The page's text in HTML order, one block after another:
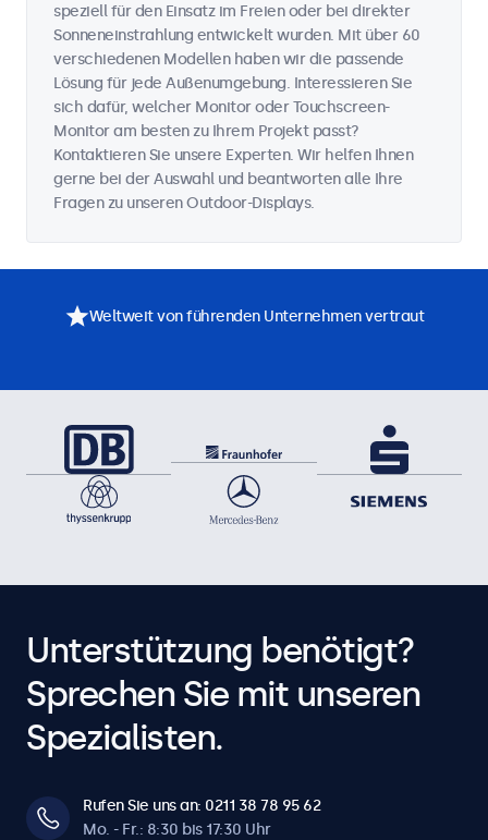
speziell für den Einsatz im Freien oder bei direkter
Sonneneinstrahlung entwickelt wurden. Mit über 60
verschiedenen Modellen haben wir die passende
Lösung für jede Außenumgebung. Interessieren Sie
sich dafür, welcher Monitor oder Touchscreen-
Monitor am besten zu Ihrem Projekt passt?
Kontaktieren Sie unsere Experten. Wir helfen Ihnen
gerne bei der Auswahl und beantworten alle Ihre
Fragen zu unseren Outdoor-Displays.
Weltweit von führenden Unternehmen vertraut
Unterstützung benötigt?
Sprechen Sie mit unseren
Spezialisten.
Rufen Sie uns an: 0211 38 78 95 62
Mo. - Fr.: 8:30 bis 17:30 Uhr